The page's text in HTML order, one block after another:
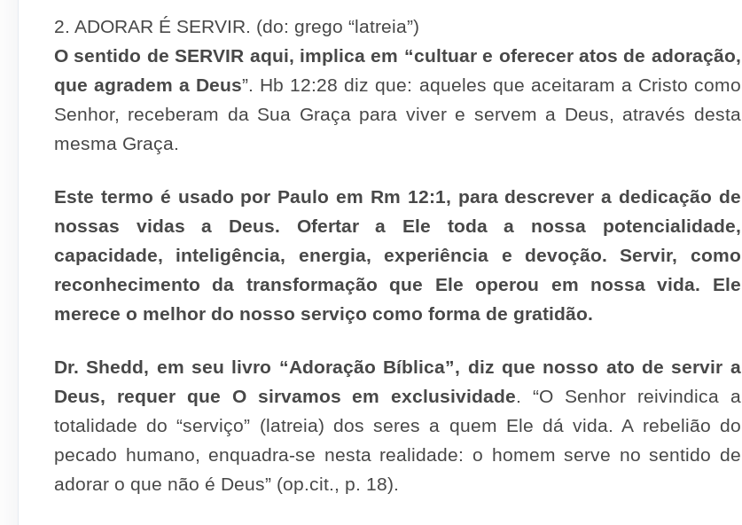
2. ADORAR É SERVIR. (do: grego “latreia”)
O sentido de SERVIR aqui, implica em “cultuar e oferecer atos de adoração,
que agradem a Deus”. Hb 12:28 diz que: aqueles que aceitaram a Cristo como
Senhor, recebe­ram da Sua Graça para viver e servem a Deus, através desta
mesma Graça.
Este termo é usado por Paulo em Rm 12:1, para descrever a dedicação de
nossas vidas a Deus. Ofertar a Ele toda a nossa potencialidade,
capacidade, inteligência, energia, experiência e devoção. Servir, como
reconhecimento da transformação que Ele operou em nossa vida. Ele
merece o melhor do nosso serviço como forma de gratidão.
Dr. Shedd, em seu livro “Adoração Bíblica”, diz que nosso ato de servir a
Deus, requer que O sirva­mos em exclusividade. “O Senhor reivindica a
totalidade do “serviço” (latreia) dos seres a quem Ele dá vida. A rebelião do
pecado humano, enquadra-se nesta realidade: o homem serve no sentido de
adorar o que não é Deus” (op.cit., p. 18).